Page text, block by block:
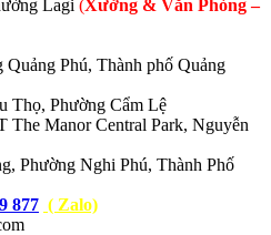
Lagi (Xưởng & Văn Phòng –
Phú, Thành phố Quảng
Thọ, Phường Cẩm Lệ
The Manor Central Park, Nguyễn
Phường Nghi Phú, Thành Phố
877 ( Zalo)